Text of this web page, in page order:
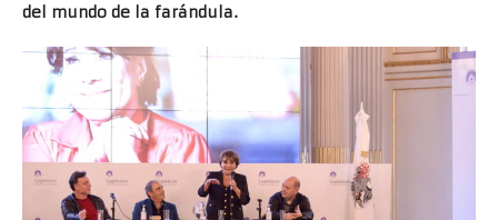
del mundo de la farándula.